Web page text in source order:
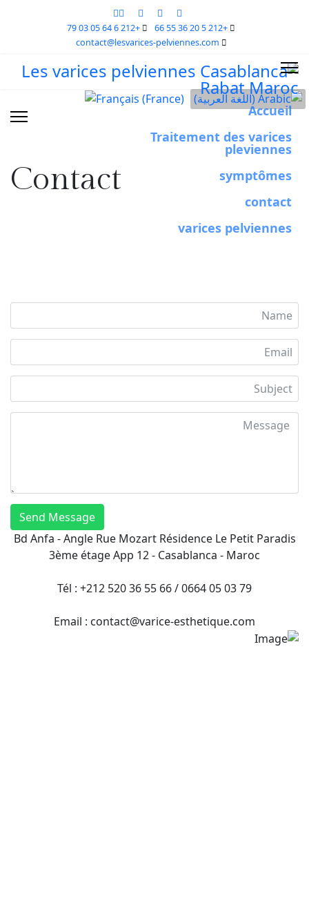
+212 5 20 36 55 66
+212 6 64 05 03 79
contact@lesvarices-pelviennes.com
Contact
Send Message
Bd Anfa - Angle Rue Mozart Résidence Le Petit Paradis
3ème étage App 12 - Casablanca - Maroc
Tél : +212 520 36 55 66 / 0664 05 03 79
Email : contact@varice-esthetique.com
Accueil
Traitement des varices
pleviennes
symptômes
contact
varices pelviennes